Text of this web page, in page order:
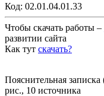
Код: 02.01.04.01.33
Чтобы скачать работы –
развитии сайта
Как тут скачать?
Пояснительная
рис., 10 источника